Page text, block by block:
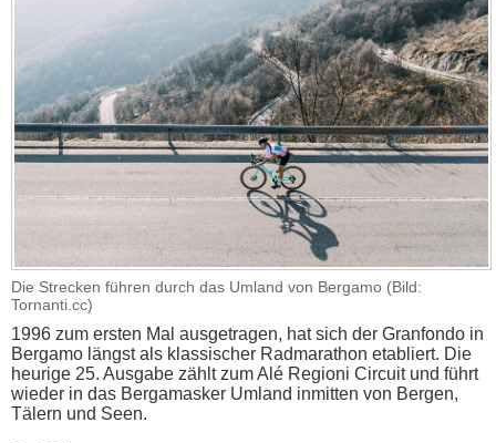
Die Strecken führen durch das Umland von Bergamo (Bild:
Tornanti.cc)
1996 zum ersten Mal ausgetragen, hat sich der Granfondo in
Bergamo längst als klassischer Radmarathon etabliert. Die
heurige 25. Ausgabe zählt zum Alé Regioni Circuit und führt
wieder in das Bergamasker Umland inmitten von Bergen,
Tälern und Seen.